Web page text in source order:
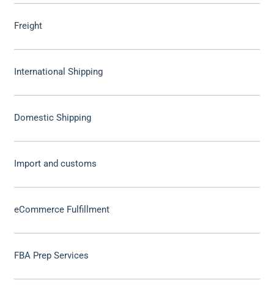
Freight
International Shipping
Domestic Shipping
Import and customs
eCommerce Fulfillment
FBA Prep Services